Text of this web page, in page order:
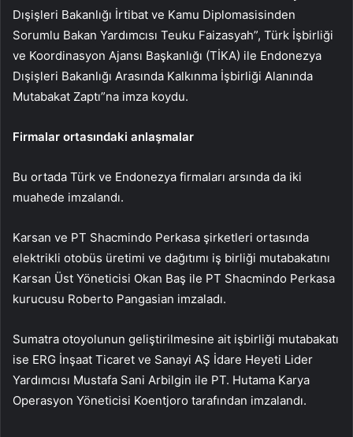
Dışişleri Bakanlığı İrtibat ve Kamu Diplomasisinden
Sorumlu Bakan Yardımcısı Teuku Faizasyah”, Türk İşbirliği
ve Koordinasyon Ajansı Başkanlığı (TİKA) ile Endonezya
Dışişleri Bakanlığı Arasında Kalkınma İşbirliği Alanında
Mutabakat Zaptı”na imza koydu.
Firmalar ortasındaki anlaşmalar
Bu ortada Türk ve Endonezya firmaları arsında da iki
muahede imzalandı.
Karsan ve PT Shacmindo Perkasa şirketleri ortasında
elektrikli otobüs üretimi ve dağıtımı iş birliği mutabakatını
Karsan Üst Yöneticisi Okan Baş ile PT Shacmindo Perkasa
kurucusu Roberto Pangasian imzaladı.
Sumatra otoyolunun geliştirilmesine ait işbirliği mutabakatı
ise ERG İnşaat Ticaret ve Sanayi AŞ İdare Heyeti Lider
Yardımcısı Mustafa Sani Arbilgin ile PT. Hutama Karya
Operasyon Yöneticisi Koentjoro tarafından imzalandı.